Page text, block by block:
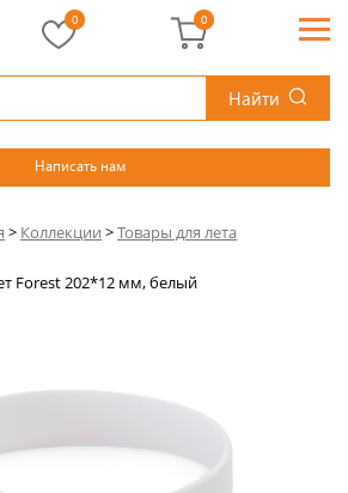
Найти
Написать нам
0 0
> Коллекции >Товары для лета
Forest 202*12 мм, белый